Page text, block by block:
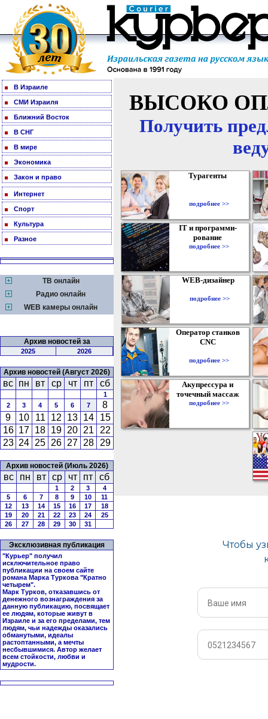
В Израиле
СМИ Израиля
Ближний Восток
В СНГ
В мире
Экономика
Закон и право
Интернет
Спорт
Культура
Разное
ТВ онлайн
Радио онлайн
WEB камеры онлайн
Архив новостей за
2025 2026
Архив новостей (Август 2026)
вс пн вт ср чт пт сб
1
2
3 4 5 6 7
8
9
10 11 12 13 14
15
16 17 18 19 20 21
22
23 24 25 26 27 28 29
Архив новостей (Июль 2026)
вс пн вт ср чт пт сб
1 2 3
4
5
6 7 8 9 10
11
12
13 14 15 16 17
18
19
20 21 22 23 24
25
26
27 28 29 30 31
Эксклюзивная публикация
"Курьер" получил
исключительное право
публикации на своем сайте
романа Марка Туркова "Кратно
четырем".
Марк Турков, отказавшись от
денежного вознаграждения за
данную публикацию, посвящает
ее людям, которые живут в
Израиле и за его пределами, тем
людям, чьи надежды оказались
обманутыми, идеалы
растоптанными, а мечты
несбывшимися. Автор желает
всем стойкости, любви и
мудрости.
ВЫСОКО
Получить
Турагенты
подробнее >>
IT и программи-
рование
подробнее >>
WEB-дизайнер
подробнее >>
Оператор станков
CNC
подробнее >>
Акупрессура и
точечный массаж
подробнее >>